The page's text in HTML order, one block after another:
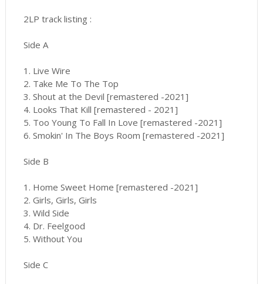
2LP track listing :
Side A
1. Live Wire
2. Take Me To The Top
3. Shout at the Devil [remastered -2021]
4. Looks That Kill [remastered - 2021]
5. Too Young To Fall In Love [remastered -2021]
6. Smokin' In The Boys Room [remastered -2021]
Side B
1. Home Sweet Home [remastered -2021]
2. Girls, Girls, Girls
3. Wild Side
4. Dr. Feelgood
5. Without You
Side C